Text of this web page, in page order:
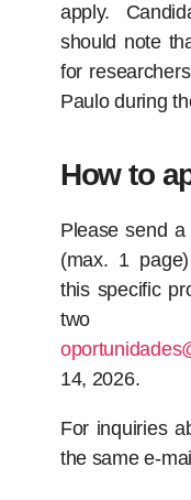
apply.
should note
for
Paulo during
How to
Please send
(max. 1
this specific
two
14, 2026.
For inquiries
the same e-